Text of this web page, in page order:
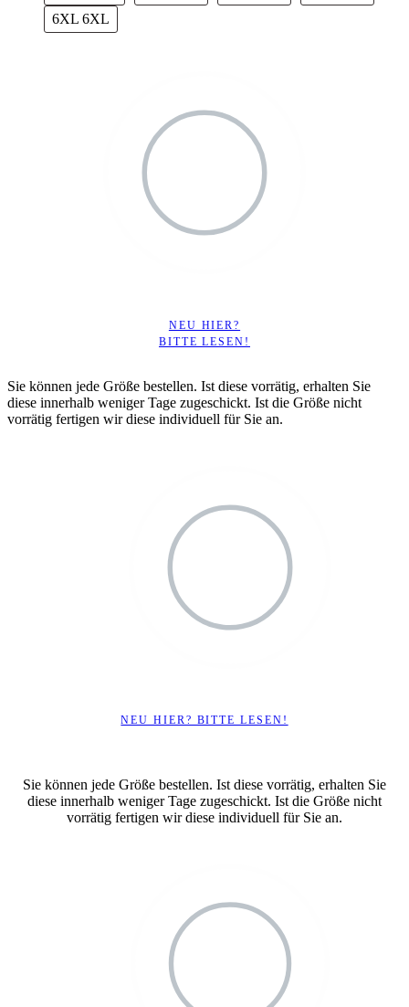
6XL 6XL
NEU HIER?
BITTE LESEN!
Sie können jede Größe bestellen. Ist diese vorrätig, erhalten Sie
diese innerhalb weniger Tage zugeschickt. Ist die Größe nicht
vorrätig fertigen wir diese individuell für Sie an.
NEU HIER? BITTE LESEN!
Sie können jede Größe bestellen. Ist diese vorrätig, erhalten Sie
diese innerhalb weniger Tage zugeschickt. Ist die Größe nicht
vorrätig fertigen wir diese individuell für Sie an.